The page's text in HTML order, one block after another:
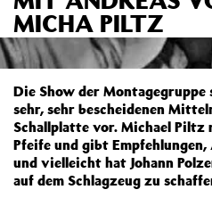
MICHA PILTZ
Die Show der
sehr, sehr bescheidenen
Schallplatte vor. Michael Piltz
Pfeife und gibt
und vielleicht hat Johann
auf dem Schlagzeug zu